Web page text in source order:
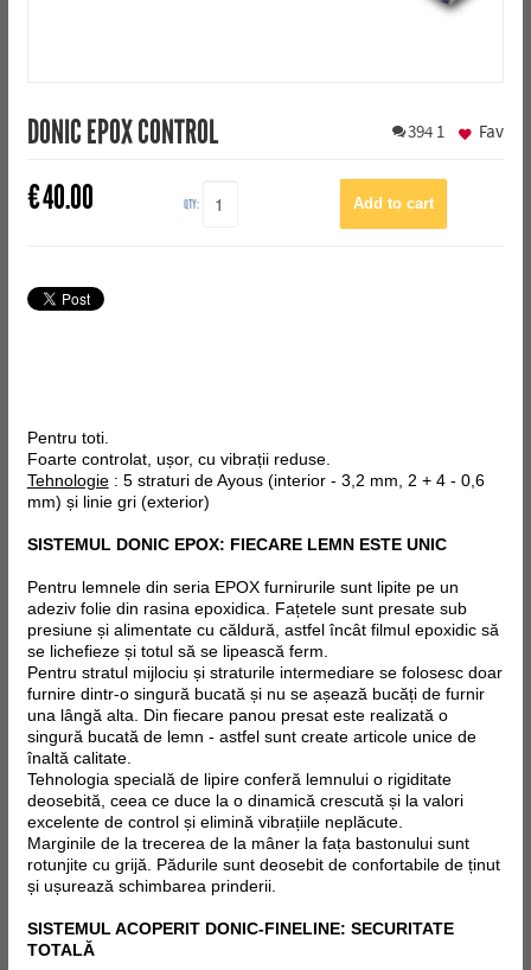
DONIC EPOX CONTROL 394 1
€40.00 QTY:
Fav
Pentru toti.
Foarte controlat, ușor, cu vibrații reduse.
Tehnologie: 5 straturi de Ayous (interior - 3,2 mm, 2 + 4 - 0,6
mm) și linie gri (exterior)
SISTEMUL DONIC EPOX: FIECARE LEMN ESTE UNIC
Pentru lemnele din seria EPOX furnirurile sunt lipite pe un
adeziv folie din rasina epoxidica. Fațetele sunt presate sub
presiune și alimentate cu căldură, astfel încât filmul epoxidic să
se lichefieze și totul să se lipească ferm.
Pentru stratul mijlociu și straturile intermediare se folosesc doar
furnire dintr-o singură bucată și nu se așează bucăți de furnir
una lângă alta. Din fiecare panou presat este realizată o
singură bucată de lemn - astfel sunt create articole unice de
înaltă calitate.
Tehnologia specială de lipire conferă lemnului o rigiditate
deosebită, ceea ce duce la o dinamică crescută și la valori
excelente de control și elimină vibrațiile neplăcute.
Marginile de la trecerea de la mâner la fața bastonului sunt
rotunjite cu grijă. Pădurile sunt deosebit de confortabile de ținut
și ușurează schimbarea prinderii.
SISTEMUL ACOPERIT DONIC-FINELINE: SECURITATE
TOTALĂ